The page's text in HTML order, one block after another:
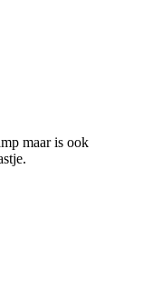
maar is ook